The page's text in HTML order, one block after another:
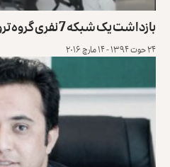
بازداشت یک شبکه 7 نفری گروه تروریستی طالبان در ننگرهار
۲۴ حوت ۱۳۹۴ - ۱۴ مارچ ۲۰۱۶